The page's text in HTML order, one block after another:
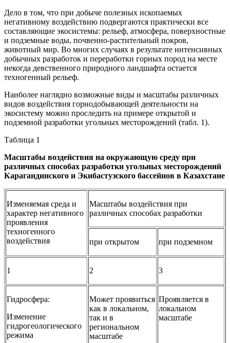
Дело в том, что при добыче полезных ископаемых
негативному воздействию подвергаются практически все
составляющие экосисте­мы: рельеф, атмосфера, поверхностные
и подземные воды, почвенно-растительный покров,
животный мир. Во многих случаях в результате интенсивных
добычных разработок и переработки горных пород на месте
некогда девственного природного ландшафта остается
техногенный рельеф.
Наиболее наглядно возможные виды и масштабы различных
видов воздействия горнодобывающей деятельности на
экосистему можно проследить на примере открытой и
подземной разработки угольных месторождений (табл. 1).
Таблица 1
Масштабы воздействия на окружающую среду при
различных способах разработки угольных месторождений
Карагандинского и Экибастузского бассейнов в Казахстане
Изменяемая среда и
характер негативного
проявления
техногенного
воздействия
Масштабы воздействия при
различных способах разработки
при открытом при подземном
1 2 3
Гидросфера:
Изменение
гидрогеологического
режима
Может проявиться
как в локальном,
так и в
региональном
масштабе
Проявляется в
локальном
масштабе